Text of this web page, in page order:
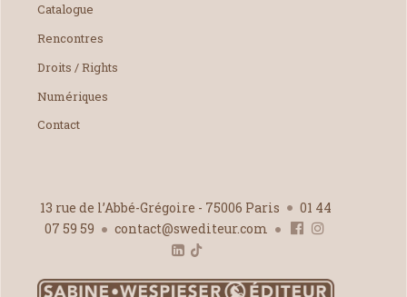
Catalogue
Rencontres
Droits / Rights
Numériques
Contact
13 rue de l’Abbé-Grégoire - 75006 Paris
01 44
07 59 59
contact@swediteur.com